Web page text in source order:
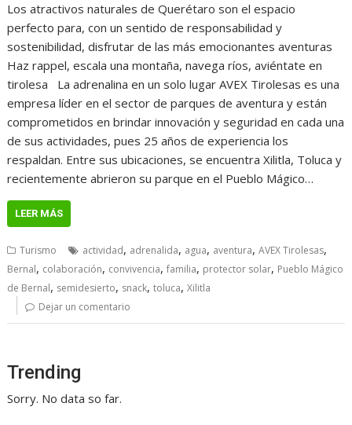
Los atractivos naturales de Querétaro son el espacio
perfecto para, con un sentido de responsabilidad y
sostenibilidad, disfrutar de las más emocionantes aventuras
Haz rappel, escala una montaña, navega ríos, aviéntate en
tirolesa La adrenalina en un solo lugar AVEX Tirolesas es una
empresa líder en el sector de parques de aventura y están
comprometidos en brindar innovación y seguridad en cada una
de sus actividades, pues 25 años de experiencia los
respaldan. Entre sus ubicaciones, se encuentra Xilitla, Toluca y
recientemente abrieron su parque en el Pueblo Mágico…
LEER MÁS
Turismo actividad, adrenalida, agua, aventura,AVEX Tirolesas,
Bernal, colaboración, convivencia,familia, protector solar, Pueblo Mágico
de Bernal, semidesierto, snack,toluca,Xilitla
Dejar un comentario
Trending
Sorry. No data so far.